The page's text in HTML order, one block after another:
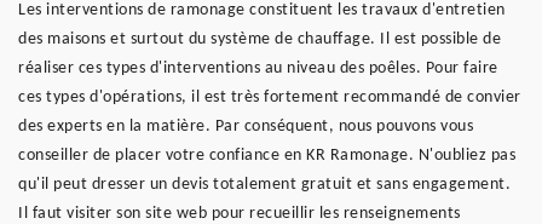
Les interventions de ramonage constituent les travaux d'entretien
des maisons et surtout du système de chauffage. Il est possible de
réaliser ces types d'interventions au niveau des poêles. Pour faire
ces types d'opérations, il est très fortement recommandé de convier
des experts en la matière. Par conséquent, nous pouvons vous
conseiller de placer votre confiance en KR Ramonage. N'oubliez pas
qu'il peut dresser un devis totalement gratuit et sans engagement.
Il faut visiter son site web pour recueillir les renseignements